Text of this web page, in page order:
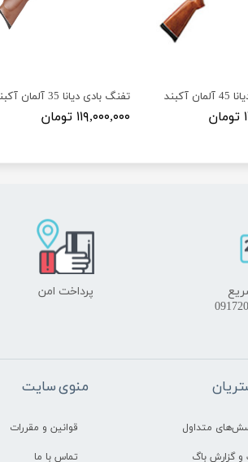
تفنگ بادی دیانا 35 آلمان آکبند
۱۱۹,۰۰۰,۰۰۰ تومان
پرداخت امن
متداول
گزارش باگ
منوی سایت
قوانین و مقررات
تماس با ما